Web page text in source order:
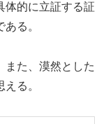
体的に立証する証
る。
また、漠然とした
る。